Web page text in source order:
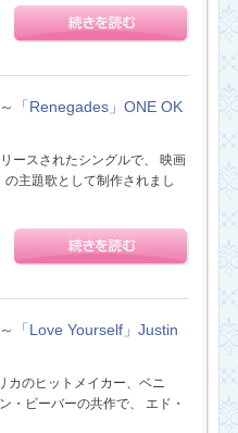
「Renegades」ONE OK
ースされたシングルで、 映画
の主題歌として制作されまし
「Love Yourself」Justin
カのヒットメイカー、ベニ
・ビーバーの共作で、 エド・